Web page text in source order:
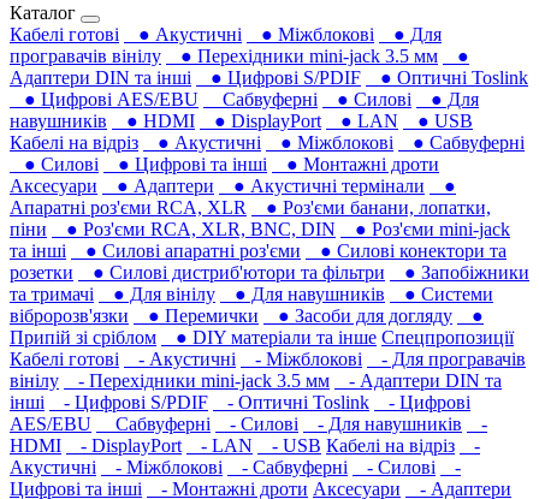
Каталог
Кабелі готові
● Акустичні ● Міжблокові
● Для
програвачів вінілу
● Перехідники mini-jack 3.5 мм
●
Адаптери DIN та інші
● Цифрові S/PDIF
● Оптичні Toslink
● Цифрові AES/EBU
Сабвуферні ● Силові
● Для
навушників‎
● HDMI ● DisplayPort ● LAN
● USB
Кабелі на відріз
● Акустичні ● Міжблокові
● Сабвуферні
● Силові
● Цифрові та інші
● Монтажні дроти
Аксесуари
● Адаптери ● Акустичні термінали
●
Апаратні роз'єми RCA, XLR
● Роз'єми банани, лопатки,
піни
● Роз'єми RCA, XLR, BNC, DIN
● Роз'єми mini-jack
та інші
● Силові апаратні роз'єми
● Силові конектори та
розетки
● Силові дистриб'ютори та фільтри
● Запобіжники
та тримачі
● Для вінілу ● Для навушників‎
● Системи
вібророзв'язки
● Перемички ● Засоби для догляду
●
Припій зі сріблом
● DIY матеріали та інше Спецпропозиції
Кабелі готові
- Акустичні - Міжблокові
- Для програвачів
вінілу
- Перехідники mini-jack 3.5 мм
- Адаптери DIN та
інші
- Цифрові S/PDIF - Оптичні Toslink
- Цифрові
AES/EBU
Сабвуферні - Силові - Для навушників‎
-
HDMI
- DisplayPort - LAN - USB Кабелі на відріз
-
Акустичні
- Міжблокові - Сабвуферні - Силові
-
Цифрові та інші
- Монтажні дроти Аксесуари - Адаптери